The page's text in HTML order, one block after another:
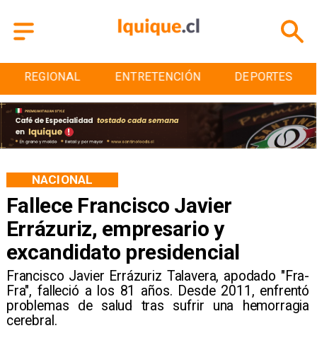
REGIONAL ENTRETENCIÓN DEPORTES
Fallece Francisco Javier
Errázuriz, empresario y
excandidato presidencial
Francisco Javier Errázuriz Talavera, apodado "Fra-
Fra", falleció a los 81 años. Desde 2011, enfrentó
problemas de salud tras sufrir una hemorragia
cerebral.
NACIONAL